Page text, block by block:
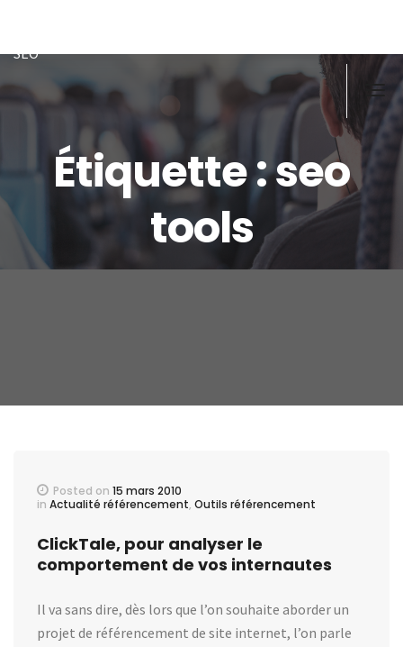
SEO
Étiquette :seo
tools
Posted on 15 mars 2010
in Actualité référencement, Outils référencement
ClickTale, pour analyser le
comportement de vos internautes
Il va sans dire, dès lors que l’on souhaite aborder un
projet de référencement de site internet, l’on parle